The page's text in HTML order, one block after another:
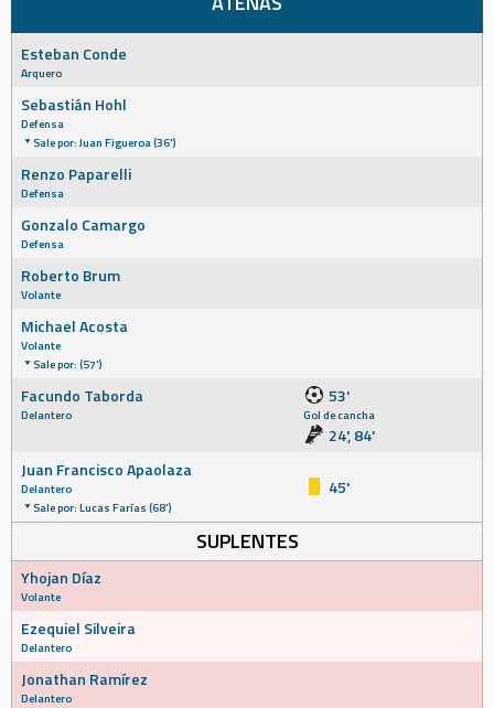
Esteban Conde
Arquero
Sebastián Hohl
Defensa
Sale por: Juan Figueroa (36')
Renzo Paparelli
Defensa
Gonzalo Camargo
Defensa
Roberto Brum
Volante
Michael Acosta
Volante
Sale por: (57')
Facundo Taborda
Delantero
53'
Gol de cancha
24', 84'
Juan Francisco Apaolaza
Delantero
Sale por: Lucas Farías (68')
45'
SUPLENTES
Yhojan Díaz
Volante
Ezequiel Silveira
Delantero
Jonathan Ramírez
Delantero